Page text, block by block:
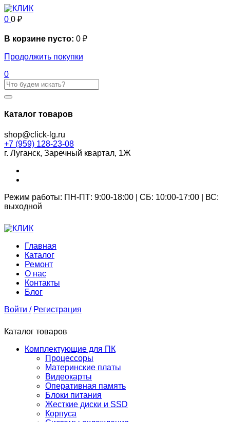
0 0 ₽
В корзине пусто: 0 ₽
Продолжить покупки
0
Каталог товаров
shop@click-lg.ru
+7 (959) 128-23-08
г. Луганск, Заречный квартал, 1Ж
Режим работы: ПН-ПТ: 9:00-18:00 | СБ: 10:00-17:00 | ВС:
выходной
Главная
Каталог
Ремонт
О нас
Контакты
Блог
Войти / Регистрация
Каталог товаров
Комплектующие для ПК
Процессоры
Материнские платы
Видеокарты
Оперативная память
Блоки питания
Жесткие диски и SSD
Корпуса